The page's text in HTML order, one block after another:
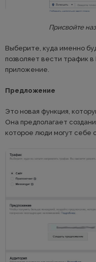
Присвойте
Выберите, куда именно
позволяет вести трафик
приложение.
Предложение
Это новая функция,
Она предполагает
которое люди могут себе